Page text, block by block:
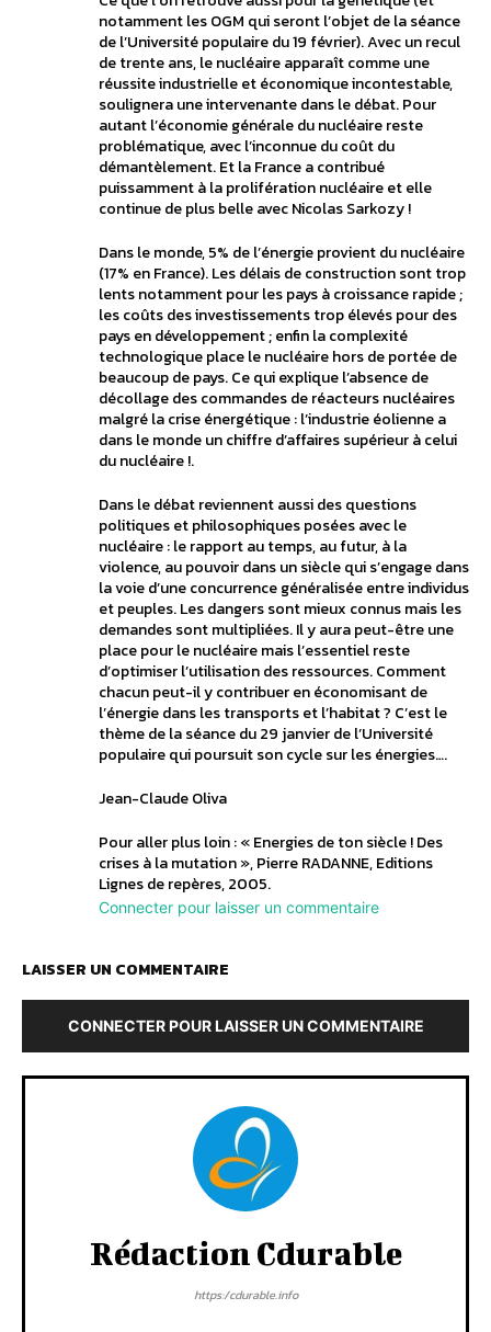
notamment les OGM qui seront l’objet de la séance
de l’Université populaire du 19 février). Avec un recul
de trente ans, le nucléaire apparaît comme une
réussite industrielle et économique incontestable,
soulignera une intervenante dans le débat. Pour
autant l’économie générale du nucléaire reste
problématique, avec l’inconnue du coût du
démantèlement. Et la France a contribué
puissamment à la prolifération nucléaire et elle
continue de plus belle avec Nicolas Sarkozy !
Dans le monde, 5% de l’énergie provient du nucléaire
(17% en France). Les délais de construction sont trop
lents notamment pour les pays à croissance rapide ;
les coûts des investissements trop élevés pour des
pays en développement ; enfin la complexité
technologique place le nucléaire hors de portée de
beaucoup de pays. Ce qui explique l’absence de
décollage des commandes de réacteurs nucléaires
malgré la crise énergétique : l’industrie éolienne a
dans le monde un chiffre d’affaires supérieur à celui
du nucléaire !.
Dans le débat reviennent aussi des questions
politiques et philosophiques posées avec le
nucléaire : le rapport au temps, au futur, à la
violence, au pouvoir dans un siècle qui s’engage dans
la voie d’une concurrence généralisée entre individus
et peuples. Les dangers sont mieux connus mais les
demandes sont multipliées. Il y aura peut-être une
place pour le nucléaire mais l’essentiel reste
d’optimiser l’utilisation des ressources. Comment
chacun peut-il y contribuer en économisant de
l’énergie dans les transports et l’habitat ? C’est le
thème de la séance du 29 janvier de l’Université
populaire qui poursuit son cycle sur les énergies….
Jean-Claude Oliva
Pour aller plus loin : « Energies de ton siècle ! Des
crises à la mutation », Pierre RADANNE, Editions
Lignes de repères, 2005.
Connecter pour laisser un commentaire
LAISSER UN COMMENTAIRE
CONNECTER POUR LAISSER UN COMMENTAIRE
Rédaction Cdurable
https:/cdurable.info